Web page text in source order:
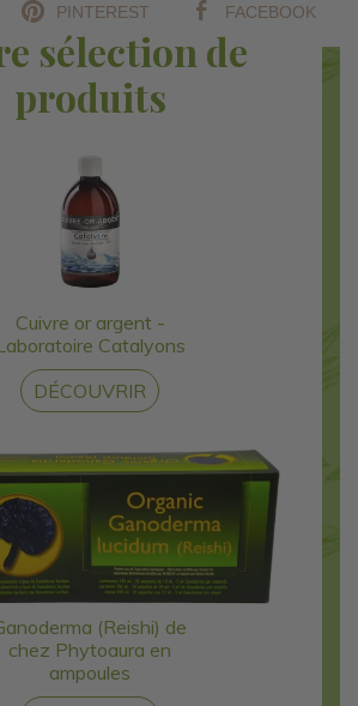
PINTEREST FACEBOOK
sélection de
produits
Cuivre or argent -
Catalyons
DÉCOUVRIR
(Reishi) de
chez Phytoaura en
ampoules